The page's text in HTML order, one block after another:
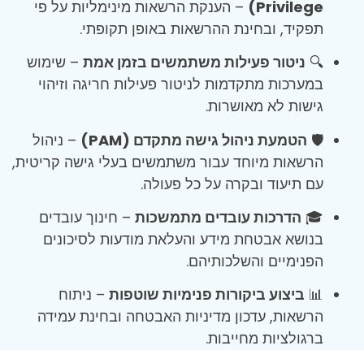
Privilege)
– הענקת הרשאות מינימליות על פי
תפקיד, ובחינת ההרשאות באופן תקופתי.
🔍 ניטור פעילות משתמשים בזמן אמת – שימוש
במערכות מתקדמות לניטור פעילות חריגה וזיהוי
גישות לא מאושרות.
🛡️ הטמעת ניהול גישה מתקדם (PAM)
– ניהול
הרשאות מיוחד עבור משתמשים בעלי גישה קריטית,
עם תיעוד ובקרה על כל פעולה.
🎓 הדרכות עובדים מתמשכות – חינוך עובדים
בנושא אבטחת מידע והעלאת מודעות לסיכונים
הפנימיים והשלכותיהם.
📊 ביצוע ביקורות פנימיות שוטפות – ניתוח
הרשאות, עדכון מדיניות האבטחה ובחינת עמידה
ברגולציות מחייבות.